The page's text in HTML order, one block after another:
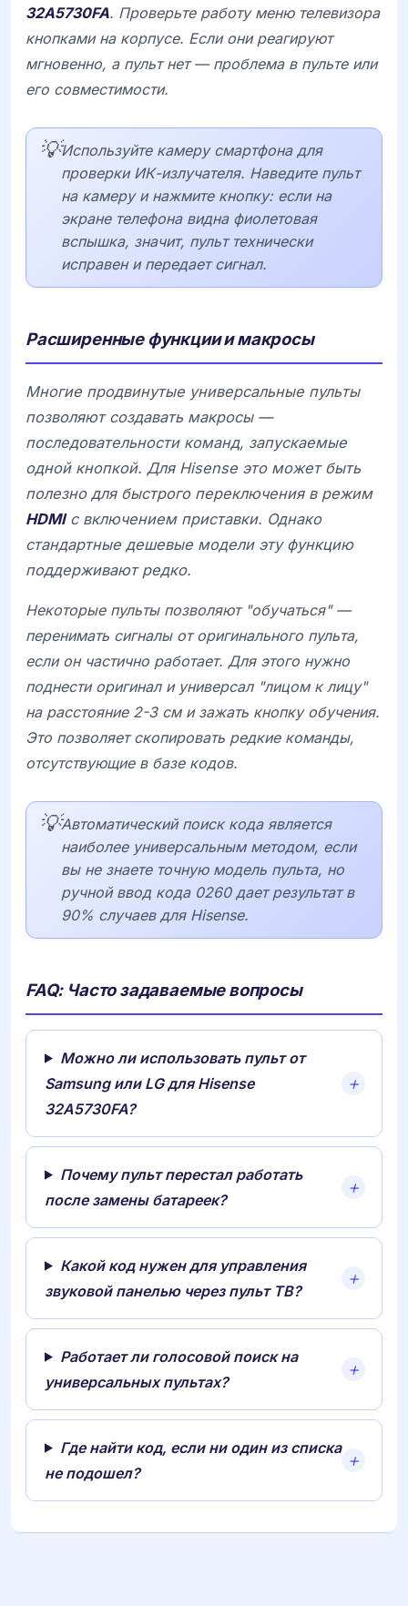
32A5730FA. Проверьте работу меню телевизора
кнопками на корпусе. Если они реагируют
мгновенно, а пульт нет — проблема в пульте или
его совместимости.
💡Используйте камеру смартфона для
проверки ИК-излучателя. Наведите пульт
на камеру и нажмите кнопку: если на
экране телефона видна фиолетовая
вспышка, значит, пульт технически
исправен и передает сигнал.
Расширенные функции и макросы
Многие продвинутые универсальные пульты
позволяют создавать макросы —
последовательности команд, запускаемые
одной кнопкой. Для Hisense это может быть
полезно для быстрого переключения в режим
HDMIс включением приставки. Однако
стандартные дешевые модели эту функцию
поддерживают редко.
Некоторые пульты позволяют "обучаться" —
перенимать сигналы от оригинального пульта,
если он частично работает. Для этого нужно
поднести оригинал и универсал "лицом к лицу"
на расстояние 2-3 см и зажать кнопку обучения.
Это позволяет скопировать редкие команды,
отсутствующие в базе кодов.
💡Автоматический поиск кода является
наиболее универсальным методом, если
вы не знаете точную модель пульта, но
ручной ввод кода 0260 дает результат в
90% случаев для Hisense.
FAQ: Часто задаваемые вопросы
Можно ли использовать пульт от
Samsung или LG для Hisense
32A5730FA?
Почему пульт перестал работать
после замены батареек?
Какой код нужен для управления
звуковой панелью через пульт ТВ?
Работает ли голосовой поиск на
универсальных пультах?
Где найти код, если ни один из списка
не подошел?